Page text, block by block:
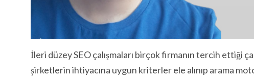
İleri düzey SEO çalışmaları birçok firmanın tercih ettiği
şirketlerin ihtiyacına uygun kriterler ele alınıp arama